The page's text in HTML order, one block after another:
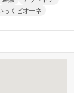
っくピオーネ